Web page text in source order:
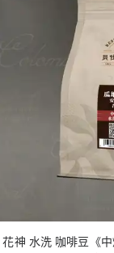
神 水洗 咖啡豆《中